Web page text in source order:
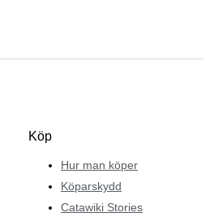
Köp
Hur man köper
Köparskydd
Catawiki Stories